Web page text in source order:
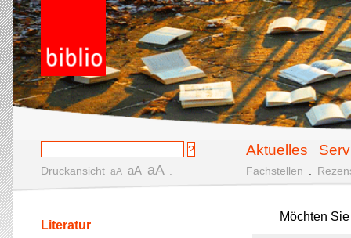
Aktuelles
Druckansicht aA aA aA Fachstellen
Möchten
Literatur